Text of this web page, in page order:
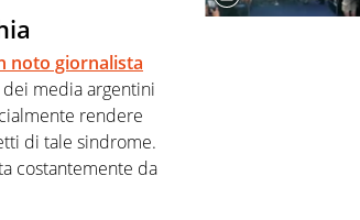
noto giornalista
media argentini
rendere
di tale sindrome.
costantemente da